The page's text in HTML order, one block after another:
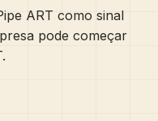
ART como sinal
pode começar